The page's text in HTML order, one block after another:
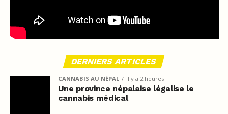
DERNIERS ARTICLES
CANNABIS AU NÉPAL il y a 2 heures
Une province népalaise légalise le
cannabis médical